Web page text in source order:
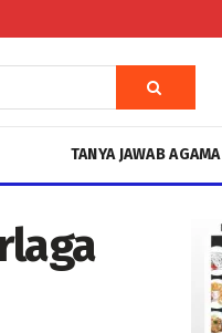
TANYA JAWAB AGAMA